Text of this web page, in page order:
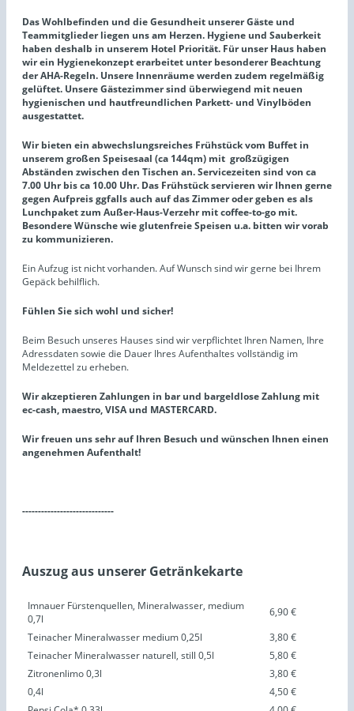
Das Wohlbefinden und die Gesundheit unserer Gäste und
Teammitglieder liegen uns am Herzen. Hygiene und Sauberkeit
haben deshalb in unserem Hotel Priorität. Für unser Haus haben
wir ein Hygienekonzept erarbeitet unter besonderer Beachtung
der AHA-Regeln. Unsere Innenräume werden zudem regelmäßig
gelüftet. Unsere Gästezimmer sind überwiegend mit neuen
hygienischen und hautfreundlichen Parkett- und Vinylböden
ausgestattet.
Wir bieten ein abwechslungsreiches Frühstück vom Buffet in
unserem großen Speisesaal (ca 144qm) mit großzügigen
Abständen zwischen den Tischen an. Servicezeiten sind von ca
7.00 Uhr bis ca 10.00 Uhr. Das Frühstück servieren wir Ihnen gerne
gegen Aufpreis ggfalls auch auf das Zimmer oder geben es als
Lunchpaket zum Außer-Haus-Verzehr mit coffee-to-go mit.
Besondere Wünsche wie glutenfreie Speisen u.a. bitten wir vorab
zu kommunizieren.
Ein Aufzug ist nicht vorhanden. Auf Wunsch sind wir gerne bei Ihrem
Gepäck behilflich.
Fühlen Sie sich wohl und sicher!
Beim Besuch unseres Hauses sind wir verpflichtet Ihren Namen, Ihre
Adressdaten sowie die Dauer Ihres Aufenthaltes vollständig im
Meldezettel zu erheben.
Wir akzeptieren Zahlungen in bar und bargeldlose Zahlung mit
ec-cash, maestro, VISA und MASTERCARD.
Wir freuen uns sehr auf Ihren Besuch und wünschen Ihnen einen
angenehmen Aufenthalt!
-----------------------------
Auszug aus unserer Getränkekarte
Imnauer Fürstenquellen, Mineralwasser, medium
0,7l
6,90 €
Teinacher Mineralwasser medium 0,25l
3,80 €
Teinacher Mineralwasser naturell, still 0,5l
5,80 €
Zitronenlimo 0,3l
3,80 €
0,4l
4,50 €